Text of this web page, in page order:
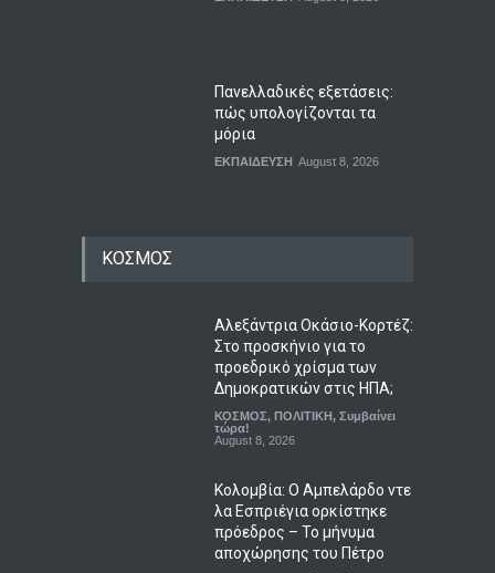
Πανελλαδικές εξετάσεις:
πώς υπολογίζονται τα
μόρια
ΕΚΠΑΙΔΕΥΣΗ August 8, 2026
ΚΟΣΜΟΣ
Αλεξάντρια Οκάσιο-Κορτέζ:
Στο προσκήνιο για το
προεδρικό χρίσμα των
Δημοκρατικών στις ΗΠΑ;
ΚΟΣΜΟΣ, ΠΟΛΙΤΙΚΗ, Συμβαίνει
τώρα!
August 8, 2026
Κολομβία: Ο Αμπελάρδο ντε
λα Εσπριέγια ορκίστηκε
πρόεδρος – Το μήνυμα
αποχώρησης του Πέτρο